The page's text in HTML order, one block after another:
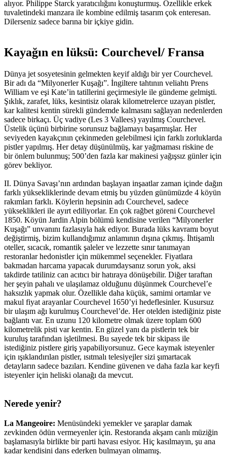
alıyor. Philippe Starck yaratıcılığını konuşturmuş. Özellikle erkek
tuvaletindeki manzara ile kombine edilmiş tasarım çok enteresan.
Dilerseniz sadece barına bir içkiye gidin.
Kayağın en lüksü: Courchevel/ Fransa
Dünya jet sosyetesinin gelmekten keyif aldığı bir yer Courchevel.
Bir adı da “Milyonerler Kuşağı”. İngiltere tahtının veliahtı Prens
William ve eşi Kate’in tatillerini geçirmesiyle ile gündeme gelmişti.
Şıklık, zarafet, lüks, kesintisiz olarak kilometrelerce uzayan pistler,
kar kalitesi kentin sürekli gündemde kalmasını sağlayan nedenlerden
sadece birkaçı. Üç vadiye (Les 3 Vallees) yayılmış Courchevel.
Üstelik üçünü birbirine sorunsuz bağlamayı başarmışlar. Her
seviyeden kayakçının çekinmeden gelebilmesi için farklı zorluklarda
pistler yapılmış. Her detay düşünülmüş, kar yağmaması riskine de
bir önlem bulunmuş; 500’den fazla kar makinesi yağışsız günler için
görev bekliyor.
II. Dünya Savaşı’nın ardından başlayan inşaatlar zaman içinde dağın
farklı yüksekliklerinde devam etmiş bu yüzden günümüzde 4 köyün
rakımları farklı. Köylerin hepsinin adı Courchevel, sadece
yükseklikleri ile ayırt ediliyorlar. En çok rağbet göreni Courchevel
1850. Köyün Jardin Alpin bölümü kendisine verilen “Milyonerler
Kuşağı” unvanını fazlasıyla hak ediyor. Burada lüks kavramı boyut
değiştirmiş, bizim kullandığımız anlamının dışına çıkmış. İhtişamlı
oteller, sıcacık, romantik şaleler ve lezzette sınır tanımayan
restoranlar hedonistler için mükemmel seçenekler. Fiyatlara
bakmadan harcama yapacak durumdaysanız sorun yok, aksi
takdirde tatiliniz can acıtıcı bir hatıraya dönüşebilir. Diğer taraftan
her şeyin pahalı ve ulaşılamaz olduğunu düşünmek Courchevel’e
haksızlık yapmak olur. Özellikle daha küçük, samimi ortamlar ve
makul fiyat arayanlar Courchevel 1650’yi hedeflesinler. Kusursuz
bir ulaşım ağı kurulmuş Courchevel’de. Her otelden istediğiniz piste
bağlantı var. En uzunu 120 kilometre olmak üzere toplam 600
kilometrelik pisti var kentin. En güzel yanı da pistlerin tek bir
kuruluş tarafından işletilmesi. Bu sayede tek bir skipass ile
istediğiniz pistlere giriş yapabiliyorsunuz. Gece kaymak isteyenler
için ışıklandırılan pistler, ısıtmalı telesiyejler sizi şımartacak
detayların sadece bazıları. Kendine güvenen ve daha fazla kar keyfi
isteyenler için heliski olanağı da mevcut.
Nerede yenir?
La Mangeoire: Menüsündeki yemekler ve şaraplar damak
zevkinden ödün vermeyenler için. Restoranda akşam canlı müziğin
başlamasıyla birlikte bir parti havası esiyor. Hiç kasılmayın, şu ana
kadar kendisini dans ederken bulmayan olmamış.